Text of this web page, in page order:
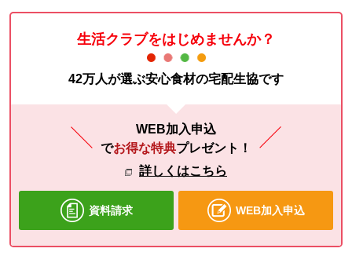
生活クラブをはじめませんか？
42万人が選ぶ安心食材の宅配生協です
WEB加入申込
でお得な特典プレゼント！
詳しくはこちら
資料請求 WEB加入申込